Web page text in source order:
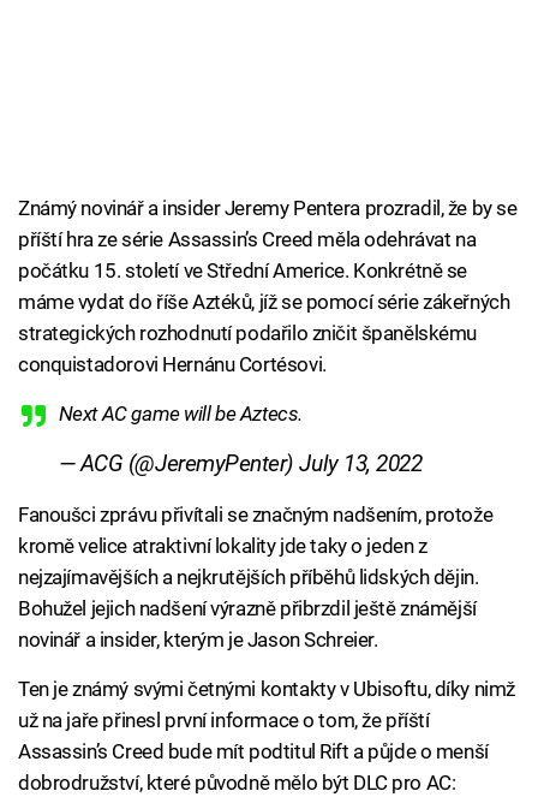
Známý novinář a insider Jeremy Pentera prozradil, že by se
příští hra ze série Assassin’s Creed měla odehrávat na
počátku 15. století ve Střední Americe. Konkrétně se
máme vydat do říše Aztéků, jíž se pomocí série zákeřných
strategických rozhodnutí podařilo zničit španělskému
conquistadorovi Hernánu Cortésovi.
Next AC game will be Aztecs.
— ACG (@JeremyPenter)July 13, 2022
Fanoušci zprávu přivítali se značným nadšením, protože
kromě velice atraktivní lokality jde taky o jeden z
nejzajímavějších a nejkrutějších příběhů lidských dějin.
Bohužel jejich nadšení výrazně přibrzdil ještě známější
novinář a insider, kterým je Jason Schreier.
Ten je známý svými četnými kontakty v Ubisoftu, díky nimž
už na jaře přinesl první informace o tom, že příští
Assassin’s Creed bude mít podtitul Rift a půjde o menší
dobrodružství, které původně mělo být DLC pro AC: